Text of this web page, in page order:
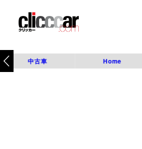
中古車 Home